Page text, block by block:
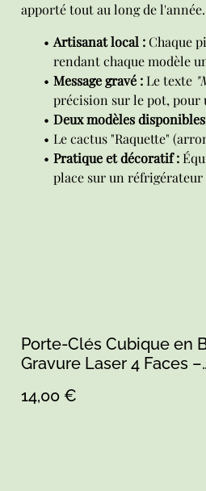
apporté tout au long de l'année.
Artisanat local :Chaque
rendant chaque modèle
Message gravé :Le texte
précision sur le pot, pour
Deux modèles
Le cactus "Raquette"
Pratique et décoratif :
place sur un réfrigérateur
Porte-Clés Cubique en
Gravure Laser 4 Faces –
14,00 €